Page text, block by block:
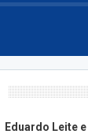
Eduardo Leite